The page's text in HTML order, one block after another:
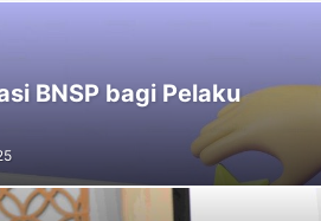
BNSP bagi Pelaku